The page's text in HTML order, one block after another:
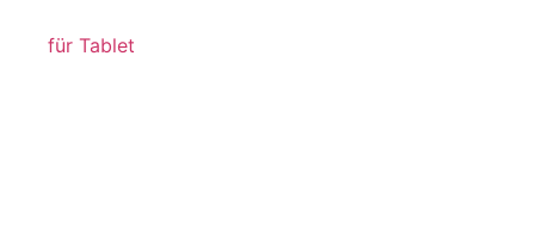
für Tablet